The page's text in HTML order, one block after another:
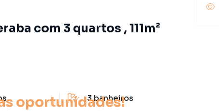
oportunidades!
com 3 quartos , 111m²
3banheiros